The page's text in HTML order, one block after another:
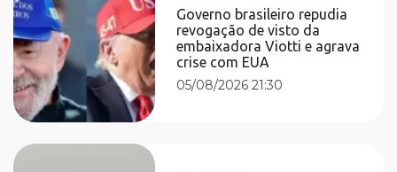
Governo brasileiro repudia
revogação de visto da
embaixadora Viotti e agrava
crise com EUA
05/08/2026 21:30